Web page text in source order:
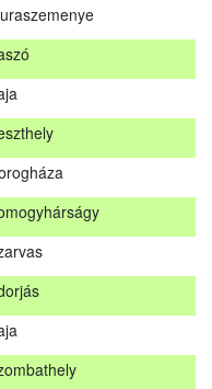
a Nébih honlapján
elfogadásáról
Somogyszob
Járdánháza
Muraszemenye
Kaszó
Keszthely
Dorogháza